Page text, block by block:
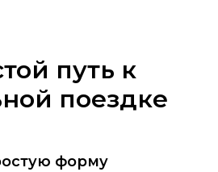
путь к
поездке
форму